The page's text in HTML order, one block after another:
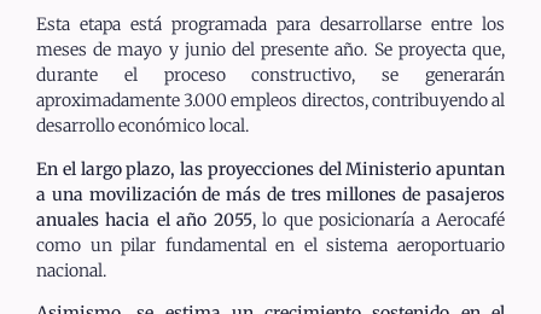
Esta etapa está programada para desarrollarse entre los
meses de mayo y junio del presente año. Se proyecta que,
durante el proceso constructivo, se generarán
aproximadamente 3.000 empleos directos, contribuyendo al
desarrollo económico local.
En el largo plazo, las proyecciones del Ministerio apuntan
a una movilización de más de tres millones de pasajeros
anuales hacia el año 2055, lo que posicionaría a Aerocafé
como un pilar fundamental en el sistema aeroportuario
nacional.